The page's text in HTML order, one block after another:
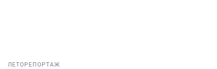
ЛЕТО РЕПОРТАЖ